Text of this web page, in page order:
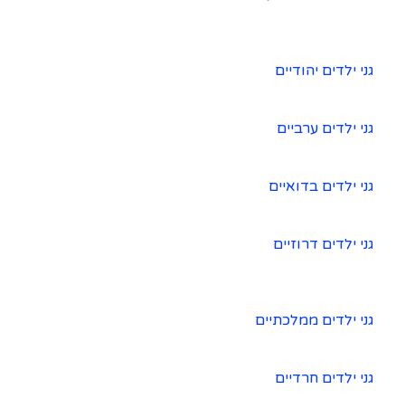
גני ילדים יהודיים
גני ילדים ערביים
גני ילדים בדואיים
גני ילדים דרוזיים
גני ילדים ממלכתיים
גני ילדים חרדיים